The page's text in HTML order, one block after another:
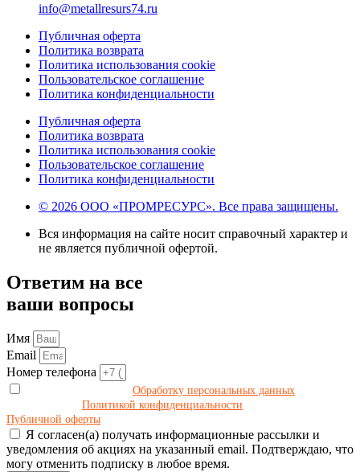
info@metallresurs74.ru
Публичная оферта
Политика возврата
Политика использования cookie
Пользовательское соглашение
Политика конфиденциальности
Публичная оферта
Политика возврата
Политика использования cookie
Пользовательское соглашение
Политика конфиденциальности
© 2026 ООО «ПРОМРЕСУРС». Все права защищены.
Вся информация на сайте носит справочный характер и
не является публичной офертой.
Ответим на все
ваши вопросы
Имя
Email
Номер телефона
Обработку персональных данных
Политикой конфиденциальности
Публичной оферты
Я согласен(а) получать информационные рассылки и
уведомления об акциях на указанный email. Подтверждаю, что
могу отменить подписку в любое время.